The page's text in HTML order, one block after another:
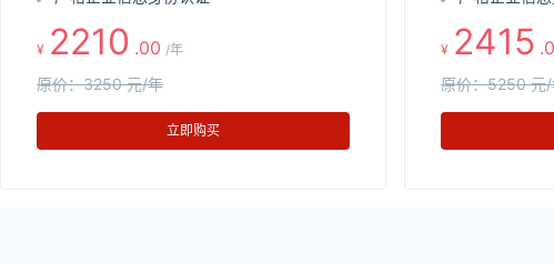
¥ 2210 .00 /年
原价：3250 元/年
立即购买
¥ 2415
原价：5250 元